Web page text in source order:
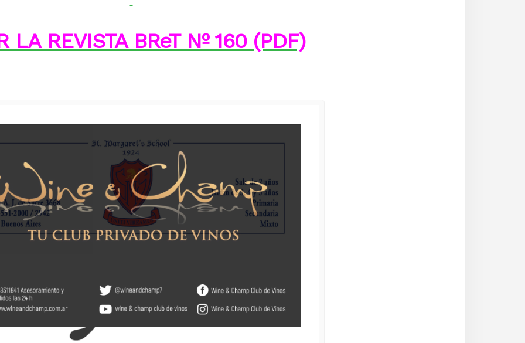
LA REVISTA BReT Nº 160 (PDF)